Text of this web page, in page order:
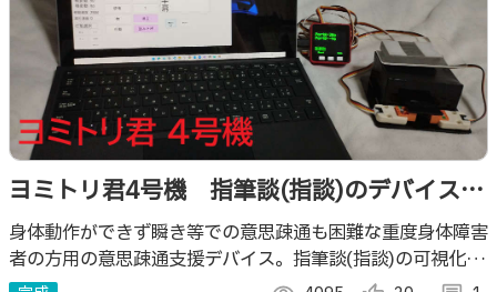
ヨミトリ君4号機 指筆談(指談)のデバイス化
技術による意思疎通支援装置
身体動作ができず瞬き等での意思疎通も困難な重度身体障害
者の方用の意思疎通支援デバイス。指筆談(指談)の可視化を
目的としたヨミトリ君3号機の技術をベースに４方向入力に